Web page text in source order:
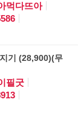
먹다뜨아
기 (28,900)(무
필굿